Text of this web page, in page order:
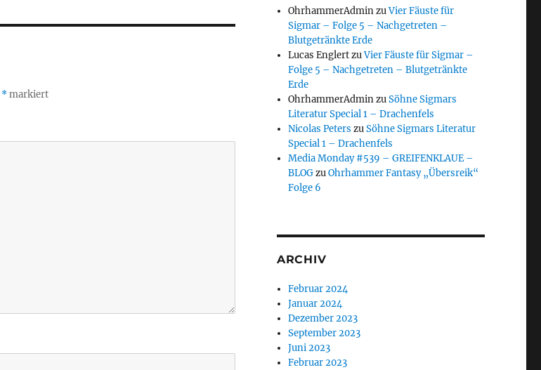
*markiert
OhrhammerAdminzuVier Fäuste für
Sigmar – Folge 5 – Nachgetreten –
Blutgetränkte Erde
Lucas EnglertzuVier Fäuste für Sigmar –
Folge 5 – Nachgetreten – Blutgetränkte
Erde
OhrhammerAdminzuSöhne Sigmars
Literatur Special 1 – Drachenfels
Nicolas Peters zuSöhne Sigmars Literatur
Special 1 – Drachenfels
Media Monday #539 – GREIFENKLAUE –
BLOGzuOhrhammer Fantasy „Übersreik“
Folge 6
ARCHIV
Februar 2024
Januar 2024
Dezember 2023
September 2023
Juni 2023
Februar 2023